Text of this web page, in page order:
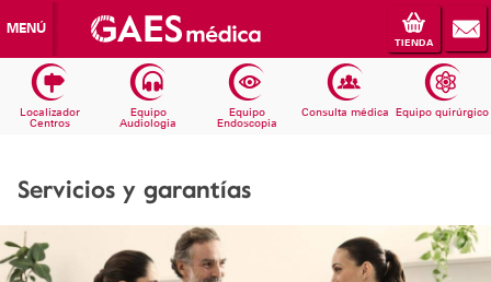
MENÚ
TIENDA
Localizador
Centros
Equipo
Audiologia
Equipo
Endoscopia
Consulta médica Equipo quirúrgico
Servicios y garantías